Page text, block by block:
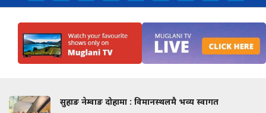
सुहाङ नेम्वाङ दोहामा : विमानस्थलमै भव्य स्वागत